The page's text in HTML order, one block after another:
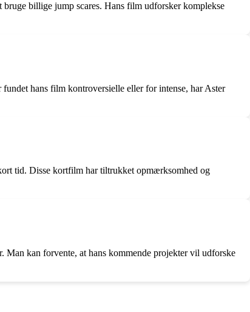
billige jump scares. Hans film udforsker komplekse
hans film kontroversielle eller for intense, har Aster
tid. Disse kortfilm har tiltrukket opmærksomhed og
kan forvente, at hans kommende projekter vil udforske